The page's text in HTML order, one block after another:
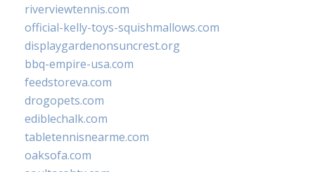
riverviewtennis.com
official-kelly-toys-squishmallows.com
displaygardenonsuncrest.org
bbq-empire-usa.com
feedstoreva.com
drogopets.com
ediblechalk.com
tabletennisnearme.com
oaksofa.com